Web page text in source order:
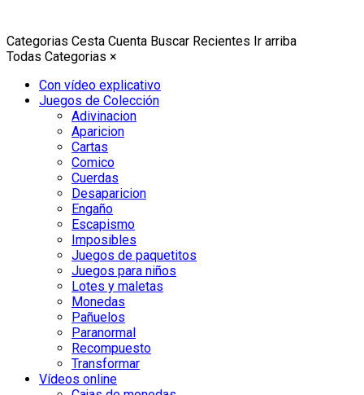
Categorias Cesta Cuenta Buscar Recientes Ir arriba
Todas Categorias ×
Con vídeo explicativo
Juegos de Colección
Adivinacion
Aparicion
Cartas
Comico
Cuerdas
Desaparicion
Engaño
Escapismo
Imposibles
Juegos de paquetitos
Juegos para niños
Lotes y maletas
Monedas
Pañuelos
Paranormal
Recompuesto
Transformar
Vídeos online